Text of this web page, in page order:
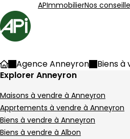
APImmobilierNos
Accueil
11 Biens en vente
dans notre agence de Anneyron
AccueilAgence Anneyron
Biens à
Explorer Anneyron
Maisons à vendre à Anneyron
Apprtements à vendre à Anneyron
Biens à vendre à Anneyron
Biens à vendre à Albon